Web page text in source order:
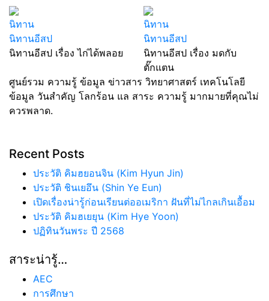
นิทาน
นิทานอีสป
นิทานอีสป เรื่อง ไก่ได้พลอย
นิทาน
นิทานอีสป
นิทานอีสป เรื่อง มดกับ
ตั๊กแตน
ศูนย์รวม ความรู้ ข้อมูล ข่าวสาร วิทยาศาสตร์ เทคโนโลยี
ข้อมูล วันสำคัญ โลกร้อน แล สาระ ความรู้ มากมายที่คุณไม่
ควรพลาด.
Recent Posts
ประวัติ คิมฮยอนจิน (Kim Hyun Jin)
ประวัติ ชินเยอึน (Shin Ye Eun)
เปิดเรื่องน่ารู้ก่อนเรียนต่ออเมริกา ฝันที่ไม่ไกลเกินเอื้อม
ประวัติ คิมฮเยยุน (Kim Hye Yoon)
ปฏิทินวันพระ ปี 2568
สาระน่ารู้…
AEC
การศึกษา